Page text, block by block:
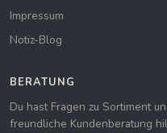
Impressum
Notiz-Blog
BERATUNG
Du hast Fragen zu Sortiment
freundliche Kundenberatung